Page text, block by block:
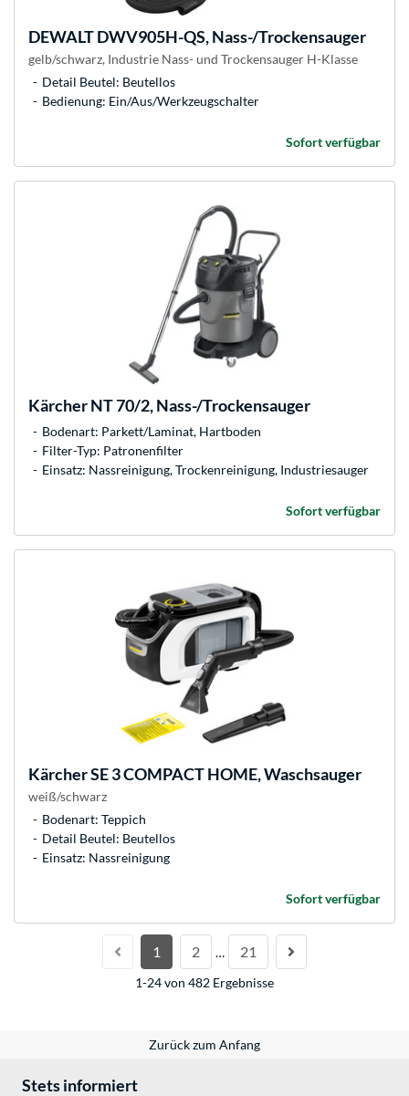
DEWALTDWV905H-QS, Nass-/Trockensauger
gelb/schwarz, Industrie Nass- und Trockensauger H-Klasse
Detail Beutel: Beutellos
Bedienung: Ein/Aus/Werkzeugschalter
Sofort verfügbar
KärcherNT 70/2, Nass-/Trockensauger
Bodenart: Parkett/Laminat, Hartboden
Filter-Typ: Patronenfilter
Einsatz: Nassreinigung, Trockenreinigung, Industriesauger
Sofort verfügbar
KärcherSE 3 COMPACT HOME, Waschsauger
weiß/schwarz
Bodenart: Teppich
Detail Beutel: Beutellos
Einsatz: Nassreinigung
Sofort verfügbar
1 2 … 21
1-24 von 482 Ergebnisse
Zurück zum Anfang
Stets informiert